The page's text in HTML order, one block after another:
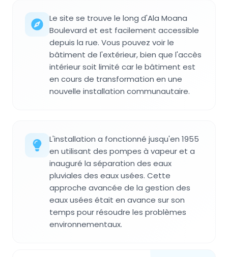
Le site se trouve le long d'Ala Moana
Boulevard et est facilement accessible
depuis la rue. Vous pouvez voir le
bâtiment de l'extérieur, bien que l'accès
intérieur soit limité car le bâtiment est
en cours de transformation en une
nouvelle installation communautaire.
L'installation a fonctionné jusqu'en 1955
en utilisant des pompes à vapeur et a
inauguré la séparation des eaux
pluviales des eaux usées. Cette
approche avancée de la gestion des
eaux usées était en avance sur son
temps pour résoudre les problèmes
environnementaux.